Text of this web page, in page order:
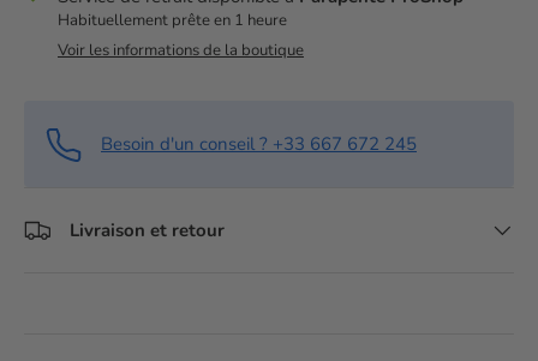
Habituellement prête en 1 heure
Voir les informations de la boutique
Besoin d'un conseil ? +33 667 672 245
Livraison et retour